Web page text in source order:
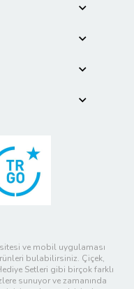
ve mobil uygulaması
bulabilirsiniz. Çiçek,
Setleri gibi birçok farklı
sunuyor ve zamanında